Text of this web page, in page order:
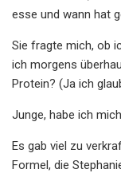
esse und wann hat
Sie fragte mich, ob
ich morgens
Protein? (Ja ich
Junge, habe ich
Es gab viel zu
Formel, die